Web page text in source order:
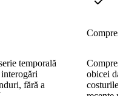
temporală
fără a
obicei
costurile